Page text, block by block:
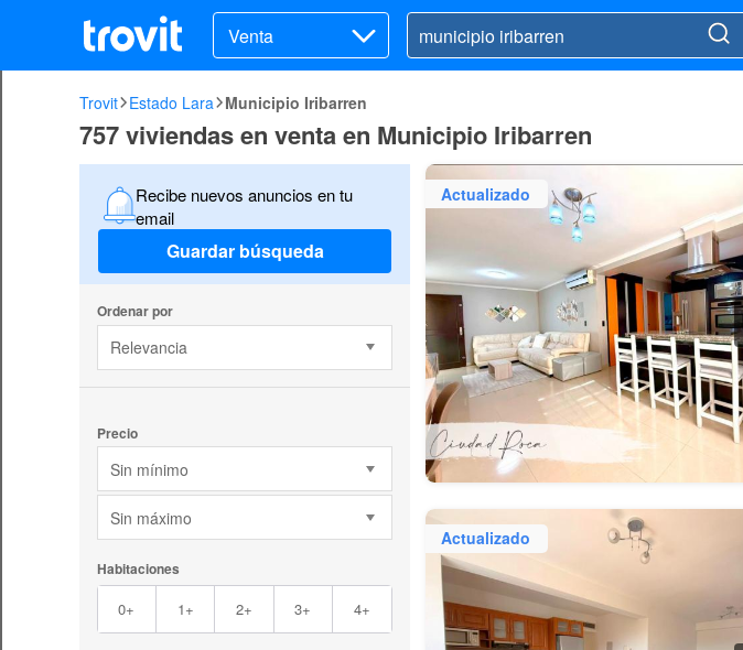
Venta
Trovit Estado Lara Municipio Iribarren
757 viviendas en venta en Municipio Iribarren
Recibe nuevos anuncios en tu
email
Guardar búsqueda
Ordenar por
Relevancia
Precio
Sin mínimo
Sin máximo
Habitaciones
0+ 1+ 2+ 3+ 4+
Actualizado
Actualizado